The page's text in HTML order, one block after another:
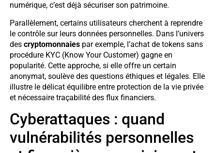
numérique, c’est déjà sécuriser son patrimoine.
Parallèlement, certains utilisateurs cherchent à reprendre
le contrôle sur leurs données personnelles. Dans l’univers
des cryptomonnaies par exemple, l’achat de tokens sans
procédure KYC (Know Your Customer) gagne en
popularité. Cette approche, si elle offre un certain
anonymat, soulève des questions éthiques et légales. Elle
illustre le délicat équilibre entre protection de la vie privée
et nécessaire traçabilité des flux financiers.
Cyberattaques : quand
vulnérabilités personnelles